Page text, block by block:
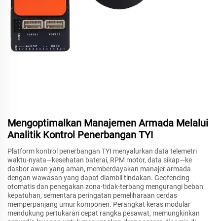
Mengoptimalkan Manajemen Armada Melalui
Analitik Kontrol Penerbangan TYI
Platform kontrol penerbangan TYI menyalurkan data telemetri
waktu-nyata—kesehatan baterai, RPM motor, data sikap—ke
dasbor awan yang aman, memberdayakan manajer armada
dengan wawasan yang dapat diambil tindakan. Geofencing
otomatis dan penegakan zona-tidak-terbang mengurangi beban
kepatuhan, sementara peringatan pemeliharaan cerdas
memperpanjang umur komponen. Perangkat keras modular
mendukung pertukaran cepat rangka pesawat, memungkinkan